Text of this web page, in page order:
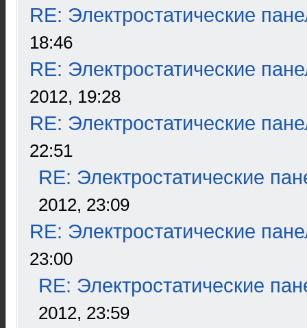
RE: Электростатические
18:46
RE: Электростатические
2012, 19:28
RE: Электростатические
22:51
RE: Электростатические
2012, 23:09
RE: Электростатические
23:00
RE: Электростатические
2012, 23:59